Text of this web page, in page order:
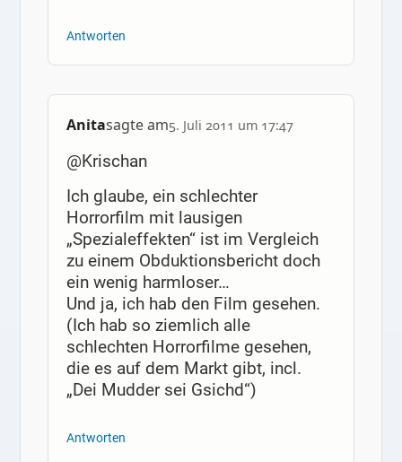
Antworten
Anitasagte am5. Juli 2011 um 17:47
@Krischan
Ich glaube, ein schlechter
Horrorfilm mit lausigen
„Spezialeffekten“ ist im Vergleich
zu einem Obduktionsbericht doch
ein wenig harmloser…
Und ja, ich hab den Film gesehen.
(Ich hab so ziemlich alle
schlechten Horrorfilme gesehen,
die es auf dem Markt gibt, incl.
„Dei Mudder sei Gsichd“)
Antworten